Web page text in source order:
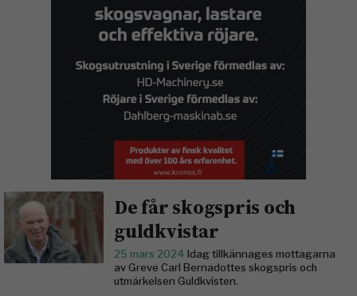
De får skogspris och
guldkvistar
25 mars 2024 Idag tillkännages mottagarna
av Greve Carl Bernadottes skogspris och
utmärkelsen Guldkvisten.